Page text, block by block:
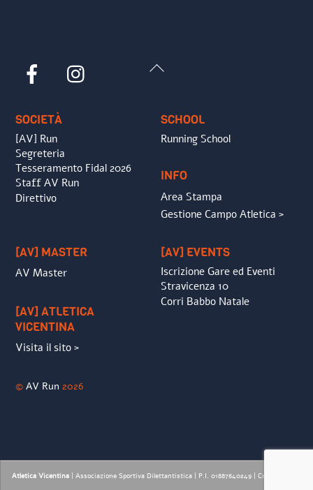
Back
Facebook
SOCIETÀ
[AV] Run
Segreteria
Tesseramento Fidal 2026
Staff AV Run
Direttivo
SCHOOL
Running School
INFO
Area Stampa
Gestione Campo Atletica >
[AV] MASTER
AV Master
[AV] ATLETICA
VICENTINA
Visita il sito >
[AV] EVENTS
Iscrizione Gare ed Eventi
Stravicenza 10
Corri Babbo Natale
©AV Run 2026
Atletica Vicentina | Associazione Sportiva Dilettantistica | P.I. 01887640249 | Credits